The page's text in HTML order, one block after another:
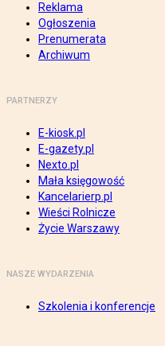
Reklama
Ogłoszenia
Prenumerata
Archiwum
PARTNERZY
E-kiosk.pl
E-gazety.pl
Nexto.pl
Mała księgowość
Kancelarierp.pl
Wieści Rolnicze
Życie Warszawy
NASZE WYDARZENIA
Szkolenia i konferencje